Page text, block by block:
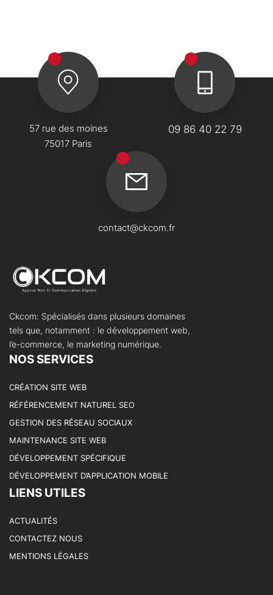
57 rue des moines
75017 Paris
09 86 40 22 79
contact@ckcom.fr
Ckcom: Spécialisés dans plusieurs domaines
tels que, notamment : le développement web,
l’e-commerce, le marketing numérique.
NOS SERVICES
CRÉATION SITE WEB
RÉFÉRENCEMENT NATUREL SEO
GESTION DES RÉSEAU SOCIAUX
MAINTENANCE SITE WEB
DÉVELOPPEMENT SPÉCIFIQUE
DÉVELOPPEMENT D’APPLICATION MOBILE
LIENS UTILES
ACTUALITÉS
CONTACTEZ NOUS
MENTIONS LÉGALES